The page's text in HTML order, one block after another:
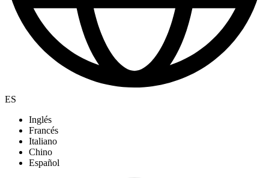
ES
Inglés
Francés
Italiano
Chino
Español